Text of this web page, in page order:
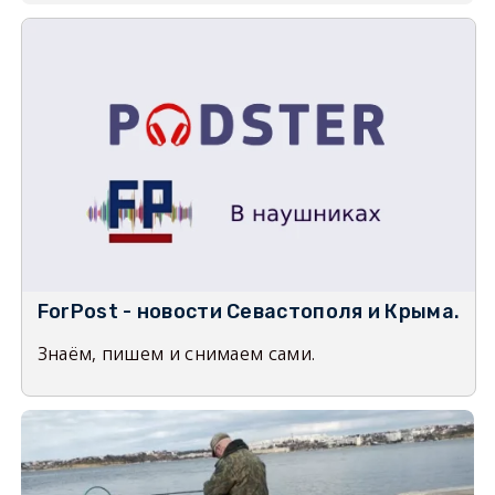
ForPost - новости Севастополя и Крыма.
Знаём, пишем и снимаем сами.